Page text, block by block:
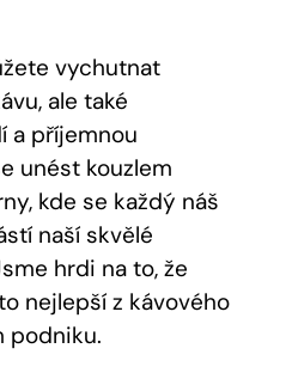
vychutnat
ale také
a příjemnou
unést kouzlem
kde se každý náš
naší skvělé
hrdi na to, že
nejlepší z kávového
podniku.